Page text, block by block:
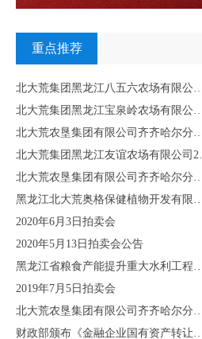
重点推荐
2020年6月3日拍卖会
2020年5月13日拍卖会公告
2019年7月5日拍卖会